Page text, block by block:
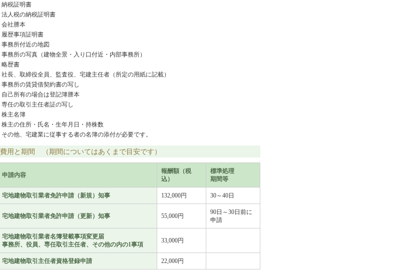
納税証明書
法人税の納税証明書
会社謄本
履歴事項証明書
事務所付近の地図
事務所の写真（建物全景・入り口付近・内部事務所）
略歴書
社長、取締役全員、監査役、宅建主任者（所定の用紙に記載）
事務所の賃貸借契約書の写し
自己所有の場合は登記簿謄本
専任の取引主任者証の写し
株主名簿
株主の住所・氏名・生年月日・持株数
その他、宅建業に従事する者の名簿の添付が必要です。
費用と期間 （期間についてはあくまで目安です）
申請内容
報酬額（税
込）
標準処理
期間等
宅地建物取引業者免許申請（新規）知事 132,000円 30～40日
宅地建物取引業者免許申請（更新）知事 55,000円
90日～30日前に
申請
宅地建物取引業者名簿登載事項変更届
事務所、役員、専任取引主任者、その他の内の1事項
33,000円
宅地建物取引主任者資格登録申請 22,000円